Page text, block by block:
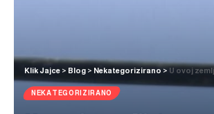
Klik Jajce > Blog > Nekategorizirano > U ovoj zemlji će vas
NEKATEGORIZIRANO